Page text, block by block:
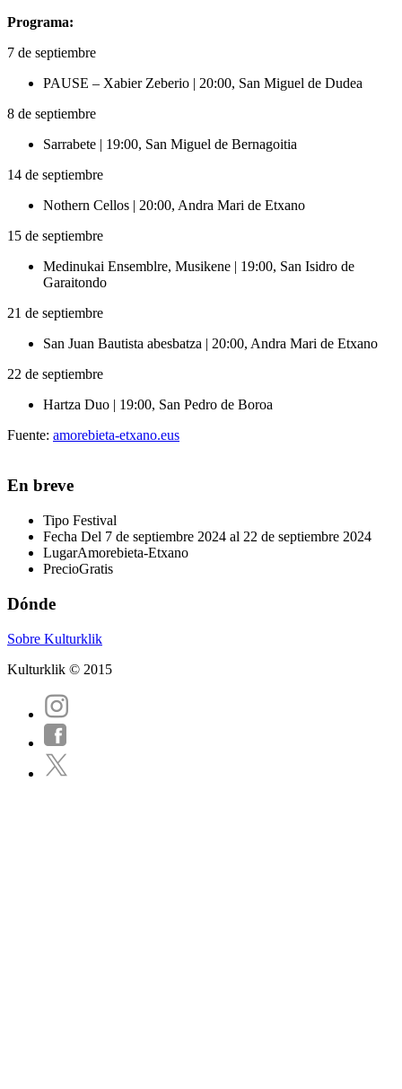
Programa:
7 de septiembre
PAUSE – Xabier Zeberio | 20:00, San Miguel de Dudea
8 de septiembre
Sarrabete | 19:00, San Miguel de Bernagoitia
14 de septiembre
Nothern Cellos | 20:00, Andra Mari de Etxano
15 de septiembre
Medinukai Ensemblre, Musikene | 19:00, San Isidro de
Garaitondo
21 de septiembre
San Juan Bautista abesbatza | 20:00, Andra Mari de Etxano
22 de septiembre
Hartza Duo | 19:00, San Pedro de Boroa
Fuente: amorebieta-etxano.eus
En breve
Tipo Festival
Fecha Del 7 de septiembre 2024 al 22 de septiembre 2024
LugarAmorebieta-Etxano
PrecioGratis
Dónde
Sobre Kulturklik
Kulturklik © 2015